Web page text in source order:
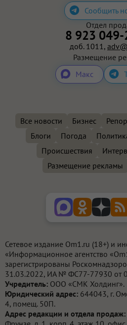
Сообщить
Отдел
8 923
доб. 1011,
Размещение
Макс
Все новости Бизнес
Блоги
Погода
Происшествия
Размещение рекламы
Сетевое издание Om1.ru (18+) и
«Информационное агентство
зарегистрированы
31.03.2022, ИА № ФС77-77930 от
Учредитель: ООО «СМК Холдинг».
Юридический адрес: 644043, г.
4, помещ. 50П.
Адрес редакции и отдела продаж: